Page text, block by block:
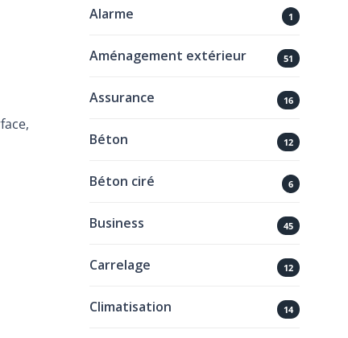
Alarme 1
Aménagement extérieur 51
Assurance 16
Béton 12
Béton ciré 6
Business 45
Carrelage 12
Climatisation 14